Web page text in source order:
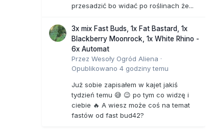
przesadzić bo widać po roślinach że...
3x mix Fast Buds, 1x Fat Bastard, 1x
Blackberry Moonrock, 1x White Rhino -
6x Automat
Przez Wesoły Ogród Aliena ·
Opublikowano 4 godziny temu
Już sobie zapisałem w kajet jakiś
tydzień temu 😅 😉 po tym co widzę i
ciebie 🔥 A wiesz może coś na temat
fastów od fast bud42?